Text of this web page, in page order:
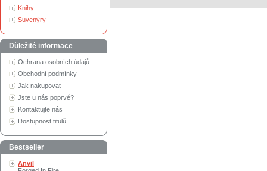
Knihy
Suvenýry
Důležité informace
Ochrana osobních údajů
Obchodní podmínky
Jak nakupovat
Jste u nás poprvé?
Kontaktujte nás
Dostupnost titulů
Bestseller
Anvil